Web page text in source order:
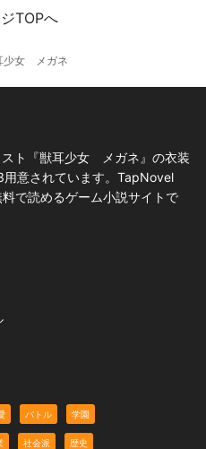
TOPへ
少女 メガネ
ト『獣耳少女 メガネ』の衣装
意されています。TapNovel
で読めるゲーム小説サイトで
バトル 学園
社会派 歴史